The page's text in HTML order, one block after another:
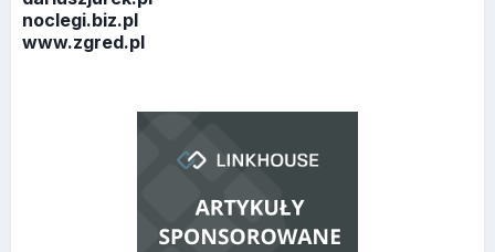
noclegi.biz.pl
www.zgred.pl